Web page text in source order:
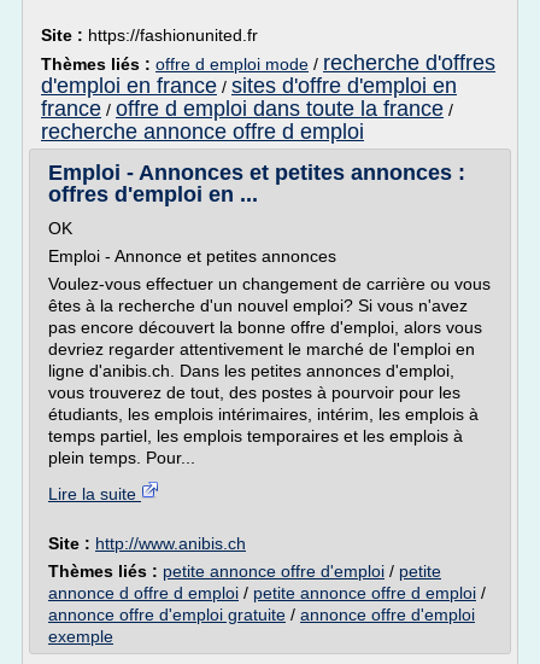
Site : https://fashionunited.fr
Thèmes liés : offre d emploi mode / recherche d'offres
d'emploi en france / sites d'offre d'emploi en
france / offre d emploi dans toute la france /
recherche annonce offre d emploi
Emploi - Annonces et petites annonces :
offres d'emploi en ...
OK
Emploi - Annonce et petites annonces
Voulez-vous effectuer un changement de carrière ou vous
êtes à la recherche d'un nouvel emploi? Si vous n'avez
pas encore découvert la bonne offre d'emploi, alors vous
devriez regarder attentivement le marché de l'emploi en
ligne d'anibis.ch. Dans les petites annonces d'emploi,
vous trouverez de tout, des postes à pourvoir pour les
étudiants, les emplois intérimaires, intérim, les emplois à
temps partiel, les emplois temporaires et les emplois à
plein temps. Pour...
Lire la suite
Site : http://www.anibis.ch
Thèmes liés : petite annonce offre d'emploi / petite
annonce d offre d emploi / petite annonce offre d emploi /
annonce offre d'emploi gratuite / annonce offre d'emploi
exemple